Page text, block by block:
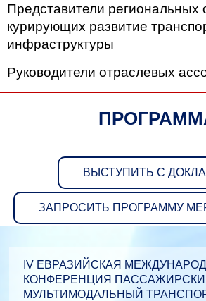
Представители региональных
курирующих развитие
инфраструктуры
Руководители отраслевых
ВЫСТУПИТЬ С
ЗАПРОСИТЬ ПРОГРАММУ
IV ЕВРАЗИЙСКАЯ
КОНФЕРЕНЦИЯ
МУЛЬТИМОДАЛЬНЫЙ